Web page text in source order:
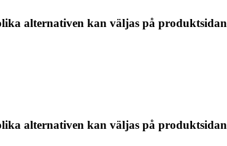
alternativen kan väljas på produktsidan
alternativen kan väljas på produktsidan